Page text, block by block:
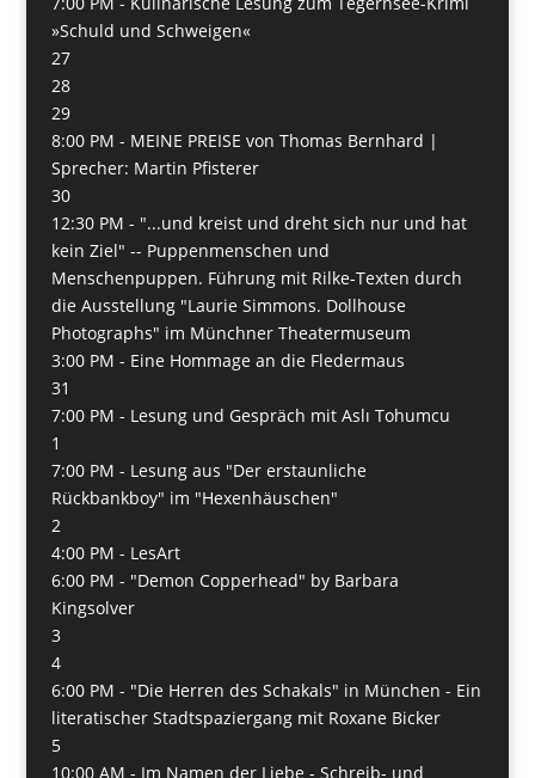
»Schuld und Schweigen«
27
28
29
8:00 PM - MEINE PREISE von Thomas Bernhard |
Sprecher: Martin Pfisterer
30
12:30 PM - "...und kreist und dreht sich nur und hat
kein Ziel" -- Puppenmenschen und
Menschenpuppen. Führung mit Rilke-Texten durch
die Ausstellung "Laurie Simmons. Dollhouse
Photographs" im Münchner Theatermuseum
3:00 PM - Eine Hommage an die Fledermaus
31
7:00 PM - Lesung und Gespräch mit Aslı Tohumcu
1
7:00 PM - Lesung aus "Der erstaunliche
Rückbankboy" im "Hexenhäuschen"
2
4:00 PM - LesArt
6:00 PM - "Demon Copperhead" by Barbara
Kingsolver
3
4
6:00 PM - "Die Herren des Schakals" in München - Ein
literatischer Stadtspaziergang mit Roxane Bicker
5
10:00 AM - Im Namen der Liebe - Schreib- und